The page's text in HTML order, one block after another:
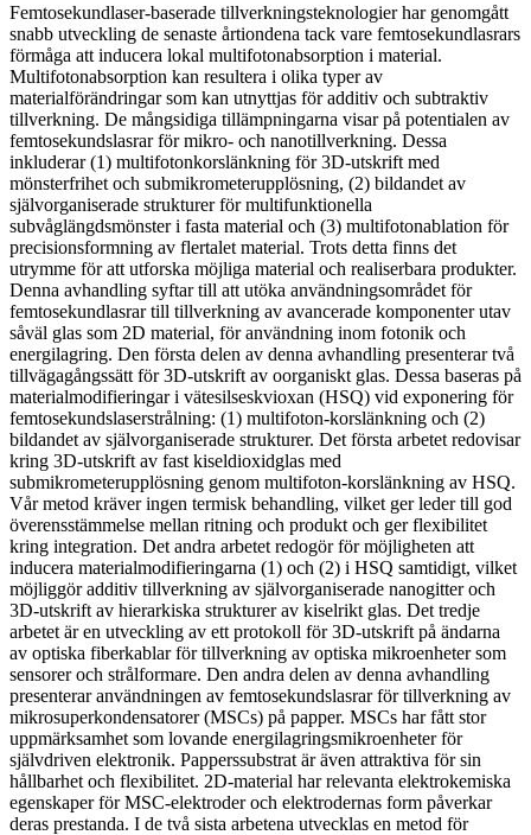
Femtosekundlaser-baserade tillverkningsteknologier har genomgått
snabb utveckling de senaste årtiondena tack vare femtosekundlasrars
förmåga att inducera lokal multifotonabsorption i material.
Multifotonabsorption kan resultera i olika typer av
materialförändringar som kan utnyttjas för additiv och subtraktiv
tillverkning. De mångsidiga tillämpningarna visar på potentialen av
femtosekundslasrar för mikro- och nanotillverkning. Dessa
inkluderar (1) multifotonkorslänkning för 3D-utskrift med
mönsterfrihet och submikrometerupplösning, (2) bildandet av
självorganiserade strukturer för multifunktionella
subvåglängdsmönster i fasta material och (3) multifotonablation för
precisionsformning av flertalet material. Trots detta finns det
utrymme för att utforska möjliga material och realiserbara produkter.
Denna avhandling syftar till att utöka användningsområdet för
femtosekundlasrar till tillverkning av avancerade komponenter utav
såväl glas som 2D material, för användning inom fotonik och
energilagring. Den första delen av denna avhandling presenterar två
tillvägagångssätt för 3D-utskrift av oorganiskt glas. Dessa baseras på
materialmodifieringar i vätesilseskvioxan (HSQ) vid exponering för
femtosekundslaserstrålning: (1) multifoton-korslänkning och (2)
bildandet av självorganiserade strukturer. Det första arbetet redovisar
kring 3D-utskrift av fast kiseldioxidglas med
submikrometerupplösning genom multifoton-korslänkning av HSQ.
Vår metod kräver ingen termisk behandling, vilket ger leder till god
överensstämmelse mellan ritning och produkt och ger flexibilitet
kring integration. Det andra arbetet redogör för möjligheten att
inducera materialmodifieringarna (1) och (2) i HSQ samtidigt, vilket
möjliggör additiv tillverkning av självorganiserade nanogitter och
3D-utskrift av hierarkiska strukturer av kiselrikt glas. Det tredje
arbetet är en utveckling av ett protokoll för 3D-utskrift på ändarna
av optiska fiberkablar för tillverkning av optiska mikroenheter som
sensorer och strålformare. Den andra delen av denna avhandling
presenterar användningen av femtosekundslasrar för tillverkning av
mikrosuperkondensatorer (MSCs) på papper. MSCs har fått stor
uppmärksamhet som lovande energilagringsmikroenheter för
självdriven elektronik. Papperssubstrat är även attraktiva för sin
hållbarhet och flexibilitet. 2D-material har relevanta elektrokemiska
egenskaper för MSC-elektroder och elektrodernas form påverkar
deras prestanda. I de två sista arbetena utvecklas en metod för